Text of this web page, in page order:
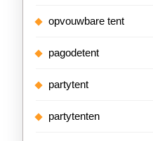
opvouwbare tent
pagodetent
partytent
partytenten